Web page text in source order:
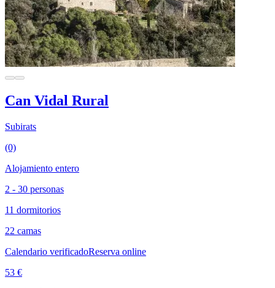
Can Vidal Rural
Subirats
(0)
Alojamiento entero
2 - 30 personas
11 dormitorios
22 camas
Calendario verificadoReserva online
53 €